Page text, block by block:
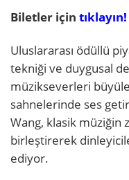
Biletler için tıklayın!
Uluslararası ödüllü
tekniği ve duygusal
müzikseverleri
sahnelerinde ses
Wang, klasik
birleştirerek
ediyor.